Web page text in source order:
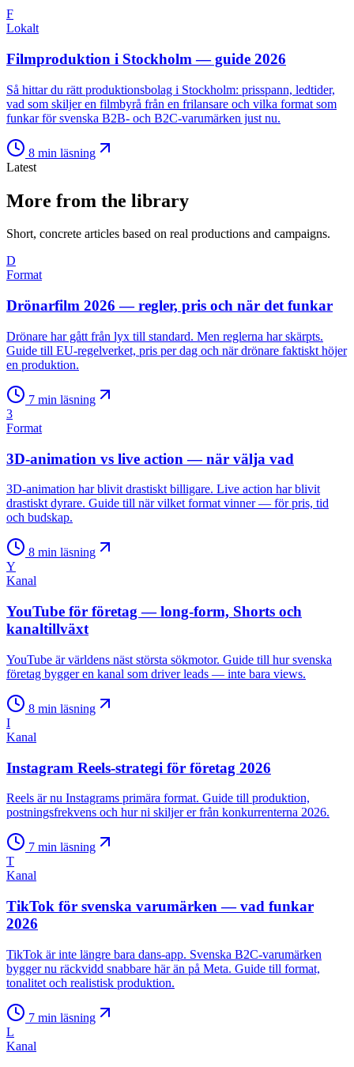
F
Lokalt
Filmproduktion i Stockholm — guide 2026
Så hittar du rätt produktionsbolag i Stockholm: prisspann, ledtider,
vad som skiljer en filmbyrå från en frilansare och vilka format som
funkar för svenska B2B- och B2C-varumärken just nu.
8 min läsning
Latest
More from the library
Short, concrete articles based on real productions and campaigns.
D
Format
Drönarfilm 2026 — regler, pris och när det funkar
Drönare har gått från lyx till standard. Men reglerna har skärpts.
Guide till EU-regelverket, pris per dag och när drönare faktiskt höjer
en produktion.
7 min läsning
3
Format
3D-animation vs live action — när välja vad
3D-animation har blivit drastiskt billigare. Live action har blivit
drastiskt dyrare. Guide till när vilket format vinner — för pris, tid
och budskap.
8 min läsning
Y
Kanal
YouTube för företag — long-form, Shorts och
kanaltillväxt
YouTube är världens näst största sökmotor. Guide till hur svenska
företag bygger en kanal som driver leads — inte bara views.
8 min läsning
I
Kanal
Instagram Reels-strategi för företag 2026
Reels är nu Instagrams primära format. Guide till produktion,
postningsfrekvens och hur ni skiljer er från konkurrenterna 2026.
7 min läsning
T
Kanal
TikTok för svenska varumärken — vad funkar
2026
TikTok är inte längre bara dans-app. Svenska B2C-varumärken
bygger nu räckvidd snabbare här än på Meta. Guide till format,
tonalitet och realistisk produktion.
7 min läsning
L
Kanal